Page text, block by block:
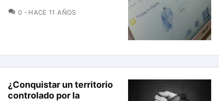
0 COMENTARIOS
HACE 11 AÑOS
¿Conquistar un territorio
controlado por la